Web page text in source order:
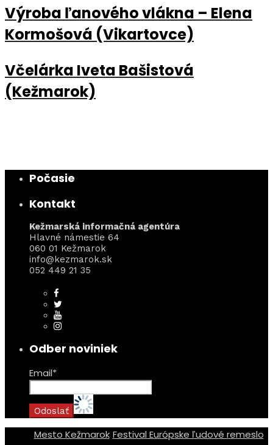
Výroba ľanového vlákna – Elena
Kormošová (Vikartovce)
Včelárka Iveta Bašistová
(Kežmarok)
Počasie
Kontakt
Kežmarská informačná agentúra
Hlavné námestie 64
060 01 Kežmarok
info@kezmarok.sk
052 449 21 35
Odber noviniek
Email*
Mesto Kežmarok Festival Európske ľudové remeslo